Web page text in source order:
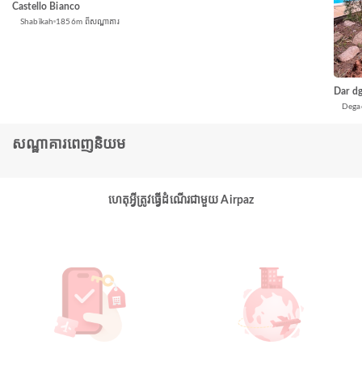
Castello Bianco
Shabīkah 1856m ពីសណ្ឋាគារ
Dar
សណ្ឋាគារពេញនិយម
ហេតុអ្វីត្រូវធ្វើដំណើរជាមួយ Airpaz